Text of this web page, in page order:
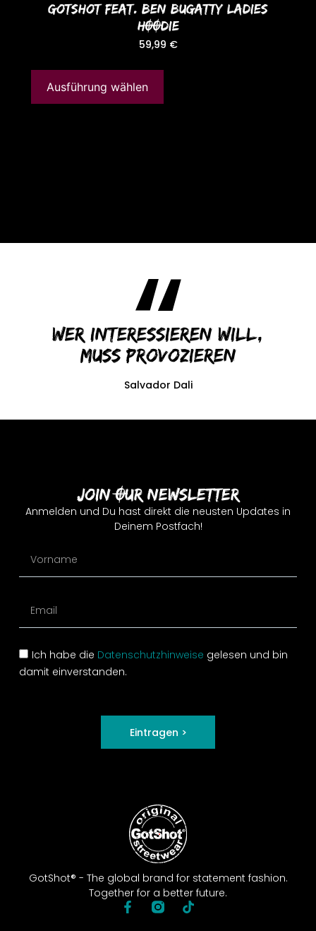
GotShot Feat. BEN BUGATTY LADIES
HOODIE
59,99 €
Ausführung wählen
Wer interessieren will,
muss provozieren
Salvador Dali
GotShot® - The global brand for statement fashion.
Together for a better future.
Join Our Newsletter
Anmelden und Du hast direkt die neusten Updates in
Deinem Postfach!
Ich habe die Datenschutzhinweise gelesen und bin
damit einverstanden.
Eintragen >